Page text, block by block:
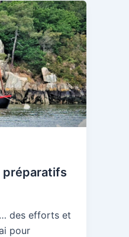
préparatifs
des efforts et
pour